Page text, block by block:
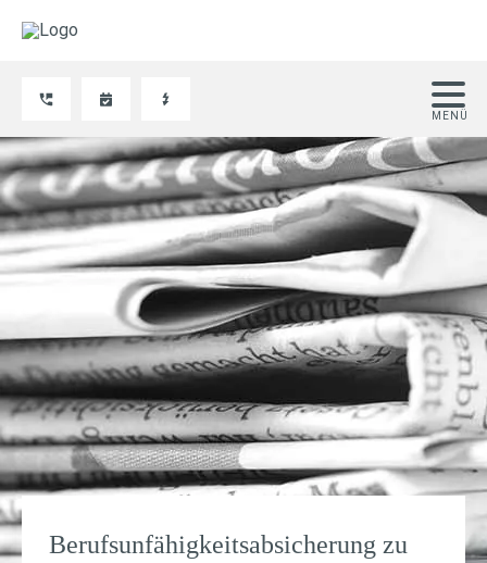
Berufsunfähigkeitsabsicherung zu